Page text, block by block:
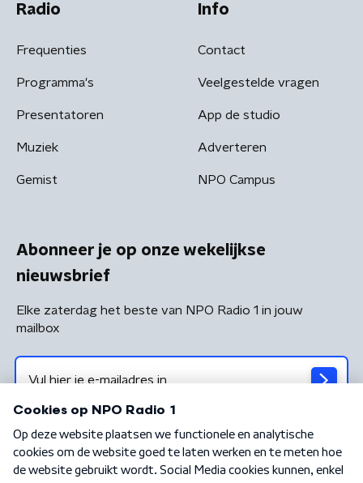
Radio
Frequenties
Programma's
Presentatoren
Muziek
Gemist
Info
Contact
Veelgestelde vragen
App de studio
Adverteren
NPO Campus
Abonneer je op onze wekelijkse
nieuwsbrief
Elke zaterdag het beste van NPO Radio 1 in jouw
mailbox
Algemene voorwaarden